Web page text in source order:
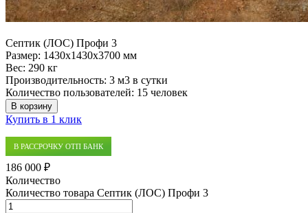
Септик (ЛОС) Профи 3
Размер: 1430x1430x3700 мм
Вес: 290 кг
Производительность: 3 м3 в сутки
Количество пользователей: 15 человек
В корзину
Купить в 1 клик
В РАССРОЧКУ ОТП БАНК
186 000 ₽
Количество
Количество товара Септик (ЛОС) Профи 3